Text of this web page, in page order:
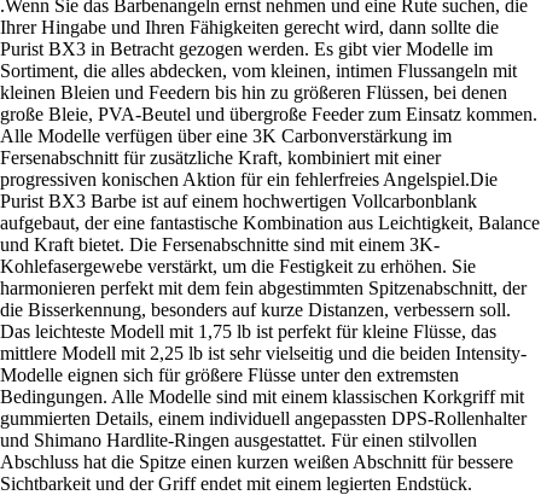
.Wenn Sie das Barbenangeln ernst nehmen und eine Rute suchen, die
Ihrer Hingabe und Ihren Fähigkeiten gerecht wird, dann sollte die
Purist BX3 in Betracht gezogen werden. Es gibt vier Modelle im
Sortiment, die alles abdecken, vom kleinen, intimen Flussangeln mit
kleinen Bleien und Feedern bis hin zu größeren Flüssen, bei denen
große Bleie, PVA-Beutel und übergroße Feeder zum Einsatz kommen.
Alle Modelle verfügen über eine 3K Carbonverstärkung im
Fersenabschnitt für zusätzliche Kraft, kombiniert mit einer
progressiven konischen Aktion für ein fehlerfreies Angelspiel.Die
Purist BX3 Barbe ist auf einem hochwertigen Vollcarbonblank
aufgebaut, der eine fantastische Kombination aus Leichtigkeit, Balance
und Kraft bietet. Die Fersenabschnitte sind mit einem 3K-
Kohlefasergewebe verstärkt, um die Festigkeit zu erhöhen. Sie
harmonieren perfekt mit dem fein abgestimmten Spitzenabschnitt, der
die Bisserkennung, besonders auf kurze Distanzen, verbessern soll.
Das leichteste Modell mit 1,75 lb ist perfekt für kleine Flüsse, das
mittlere Modell mit 2,25 lb ist sehr vielseitig und die beiden Intensity-
Modelle eignen sich für größere Flüsse unter den extremsten
Bedingungen. Alle Modelle sind mit einem klassischen Korkgriff mit
gummierten Details, einem individuell angepassten DPS-Rollenhalter
und Shimano Hardlite-Ringen ausgestattet. Für einen stilvollen
Abschluss hat die Spitze einen kurzen weißen Abschnitt für bessere
Sichtbarkeit und der Griff endet mit einem legierten Endstück.